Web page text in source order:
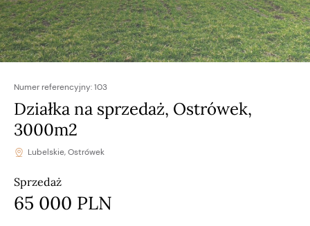
Numer referencyjny:103
Działka na sprzedaż, Ostrówek,
3000m2
Lubelskie, Ostrówek
Sprzedaż
65 000 PLN